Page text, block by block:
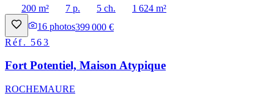
200 m²
7 p. 5 ch.
1 624 m²
16 photos399 000 €
Réf. 563
Fort Potentiel, Maison Atypique
ROCHEMAURE